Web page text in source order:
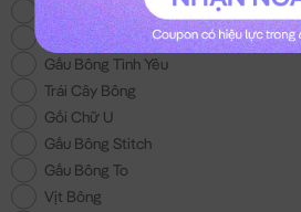
Gấu Bông tặng Bé Gái
Khuyến Mãi
Gấu Bông Tình Yêu
Trái Cây Bông
Gối Chữ U
Gấu Bông Stitch
Gấu Bông To
Vịt Bông